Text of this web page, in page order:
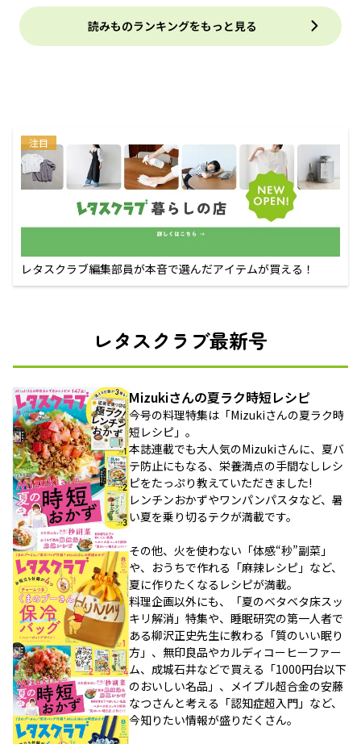
読みものランキングをもっと見る
注目
レタスクラブ編集部員が本音で選んだアイテムが買える！
レタスクラブ最新号
Mizukiさんの夏ラク時短レシピ
今号の料理特集は「Mizukiさんの夏ラク時
短レシピ」。
本誌連載でも大人気のMizukiさんに、夏バ
テ防止にもなる、栄養満点の手間なしレシ
ピをたっぷり教えていただきました!
レンチンおかずやワンパンパスタなど、暑
い夏を乗り切るテクが満載です。
その他、火を使わない「体感“秒”副菜」
や、おうちで作れる「麻辣レシピ」など、
夏に作りたくなるレシピが満載。
料理企画以外にも、「夏のベタベタ床スッ
キリ解消」特集や、睡眠研究の第一人者で
ある柳沢正史先生に教わる「質のいい眠り
方」、無印良品やカルディコーヒーファー
ム、成城石井などで買える「1000円台以下
のおいしい名品」、メイプル超合金の安藤
なつさんと考える「認知症超入門」など、
今知りたい情報が盛りだくさん。